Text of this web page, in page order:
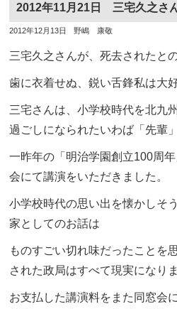
2012年11月21日 三宅久之さ
投
日
2012年12月13日
投
野嶋 康敬
三宅久之さんが、死去されたと
歯に衣着せぬ、鋭い舌鋒私は大
三宅さんは、小学校時代を北九
過ごしになられたいわば「先輩」
一昨年の「明治学園創立100周
会にて講演をいただきました。
小学校時代の思い出を懐かしそ
家としてのお話は
ものすごい切れ味だったことを
された政局はすべて現実になり
お支払した講演料をまた同窓会